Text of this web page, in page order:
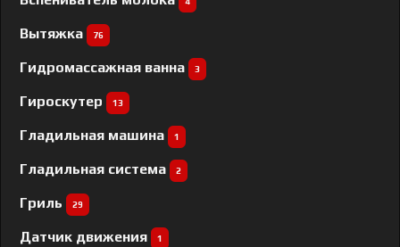
Вытяжка 76
Гидромассажная ванна 3
Гироскутер 13
Гладильная машина 1
Гладильная система 2
Гриль 29
Датчик движения 1